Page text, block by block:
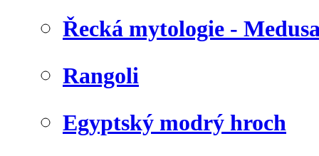
Řecká mytologie -
Rangoli
Egyptský modrý hroch